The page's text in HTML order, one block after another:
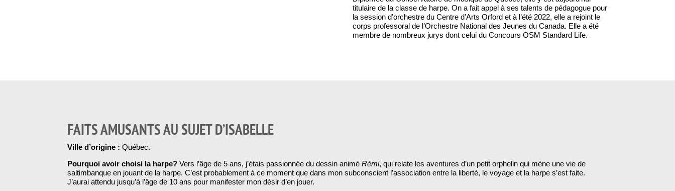
titulaire de la classe de harpe. On a fait appel à ses talents de pédagogue pour
la session d’orchestre du Centre d’Arts Orford et à l’été 2022, elle a rejoint le
corps professoral de l’Orchestre National des Jeunes du Canada. Elle a été
membre de nombreux jurys dont celui du Concours OSM Standard Life.
FAITS AMUSANTS AU SUJET D’ISABELLE
Ville d’origine :Québec.
Pourquoi avoir choisi la harpe?Vers l’âge de 5 ans, j’étais passionnée du dessin animéRémi, qui relate les aventures d’un petit orphelin qui mène une vie de
saltimbanque en jouant de la harpe. C’est probablement à ce moment que dans mon subconscient l’association entre la liberté, le voyage et la harpe s’est faite.
J’aurai attendu jusqu’à l’âge de 10 ans pour manifester mon désir d’en jouer.